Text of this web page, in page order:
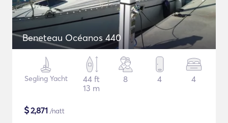
Beneteau Océanos 440
Segling Yacht
44 ft
13 m
8 4 4
$2,871 /natt